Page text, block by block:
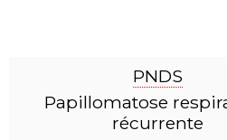
PNDS
Papillomatose
récurrente